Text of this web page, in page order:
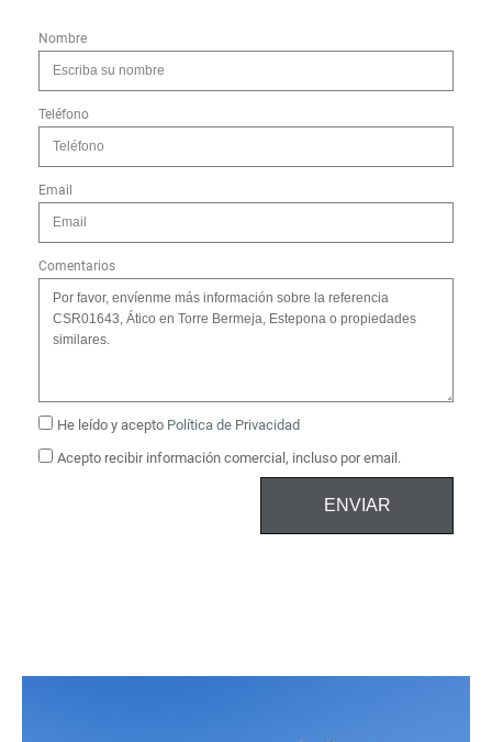
Nombre
Teléfono
Email
Comentarios
He leído y acepto Política de Privacidad
Acepto recibir información comercial, incluso por email.
ENVIAR